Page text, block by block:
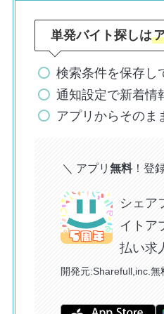
単発バイト探しは
検索条件を保存し
通知設定で新着情
アプリからそのま
＼ アプリ 無料！登
シェア
イトア
払い求
開発元:Sharefull,inc. 無